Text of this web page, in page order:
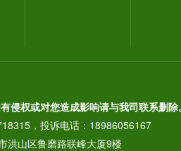
侵权或对您造成影响请与我司联系删除。
，投诉电话：18986056167
洪山区鲁磨路联峰大厦9楼